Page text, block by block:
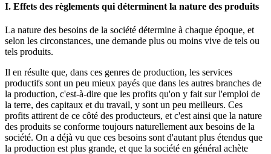
I. Effets des règlements qui déterminent la nature des produits
La nature des besoins de la société détermine à chaque époque, et
selon les circonstances, une demande plus ou moins vive de tels ou
tels produits.
Il en résulte que, dans ces genres de production, les services
productifs sont un peu mieux payés que dans les autres branches de
la production, c'est-à-dire que les profits qu'on y fait sur l'emploi de
la terre, des capitaux et du travail, y sont un peu meilleurs. Ces
profits attirent de ce côté des producteurs, et c'est ainsi que la nature
des produits se conforme toujours naturellement aux besoins de la
société. On a déjà vu que ces besoins sont d'autant plus étendus que
la production est plus grande, et que la société en général achète